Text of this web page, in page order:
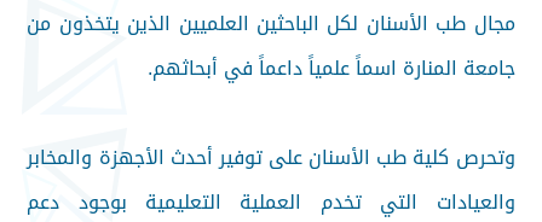
مجال طب الأسنان لكل الباحثين العلميين الذين يتخذون من
جامعة المنارة اسماً علمياً داعماً في أبحاثهم.
وتحرص كلية طب الأسنان على توفير أحدث الأجهزة والمخابر
والعيادات التي تخدم العملية التعليمية بوجود دعم